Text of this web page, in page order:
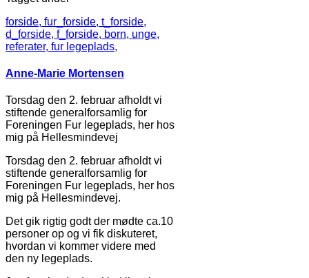
forside, fur_forside, t_forside,
d_forside, f_forside, born, unge,
referater, fur legeplads,
Anne-Marie Mortensen
Torsdag den 2. februar afholdt vi
stiftende generalforsamlig for
Foreningen Fur legeplads, her hos
mig på Hellesmindevej
Torsdag den 2. februar afholdt vi
stiftende generalforsamlig for
Foreningen Fur legeplads, her hos
mig på Hellesmindevej.
Det gik rigtig godt der mødte ca.10
personer op og vi fik diskuteret,
hvordan vi kommer videre med
den ny legeplads.